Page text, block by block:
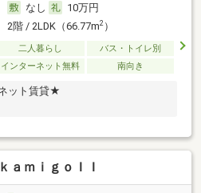
なし
10万円
2階 / 2LDK（66.77m2）
二人暮らし
バス・トイレ別
インターネット無料 南向き
ット賃貸★
ａｍｉｇｏＩＩ